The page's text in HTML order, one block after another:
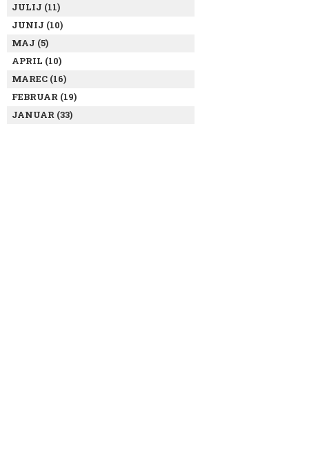
JULIJ (11)
JUNIJ (10)
MAJ (5)
APRIL (10)
MAREC (16)
FEBRUAR (19)
JANUAR (33)